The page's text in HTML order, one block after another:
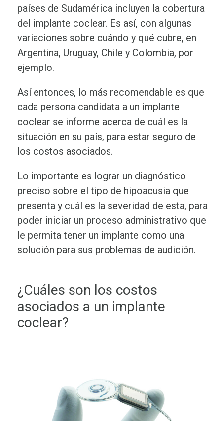
países de Sudamérica incluyen la cobertura
del implante coclear. Es así, con algunas
variaciones sobre cuándo y qué cubre, en
Argentina, Uruguay, Chile y Colombia, por
ejemplo.
Así entonces, lo más recomendable es que
cada persona candidata a un implante
coclear se informe acerca de cuál es la
situación en su país, para estar seguro de
los costos asociados.
Lo importante es lograr un diagnóstico
preciso sobre el tipo de hipoacusia que
presenta y cuál es la severidad de esta, para
poder iniciar un proceso administrativo que
le permita tener un implante como una
solución para sus problemas de audición.
¿Cuáles son los costos
asociados a un implante
coclear?